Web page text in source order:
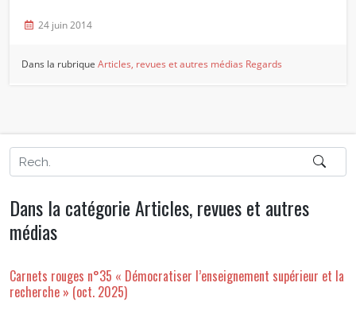
24 juin 2014
Dans la rubriqueArticles, revues et autres médias Regards
Dans la catégorie Articles, revues et autres
médias
Carnets rouges n°35 « Démocratiser l’enseignement supérieur et la
recherche » (oct. 2025)